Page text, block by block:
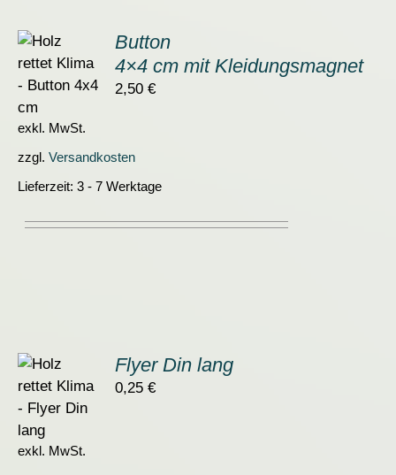
Button
4×4 cm mit Kleidungsmagnet
2,50€
exkl. MwSt.
zzgl. Versandkosten
Lieferzeit: 3 - 7 Werktage
Flyer Din lang
0,25€
exkl. MwSt.